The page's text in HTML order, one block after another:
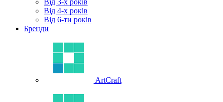
Від 3-х років
Від 4-х років
Від 6-ти років
Бренди
ArtCraft